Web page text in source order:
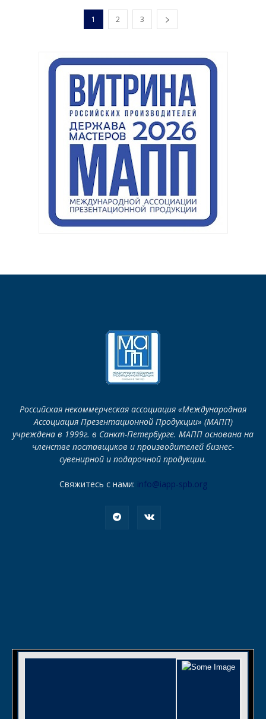
1 2 3
Российская некоммерческая ассоциация «Международная
Ассоциация Презентационной Продукции» (МАПП)
учреждена в 1999г. в Санкт-Петербурге. МАПП основана на
членстве поставщиков и производителей бизнес-
сувенирной и подарочной продукции.
Свяжитесь с нами: info@iapp-spb.org